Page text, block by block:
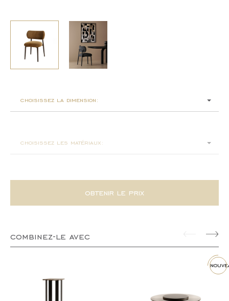
choisissez la dimension:
choisissez les matériaux:
obtenir le prix
combinez-le avec